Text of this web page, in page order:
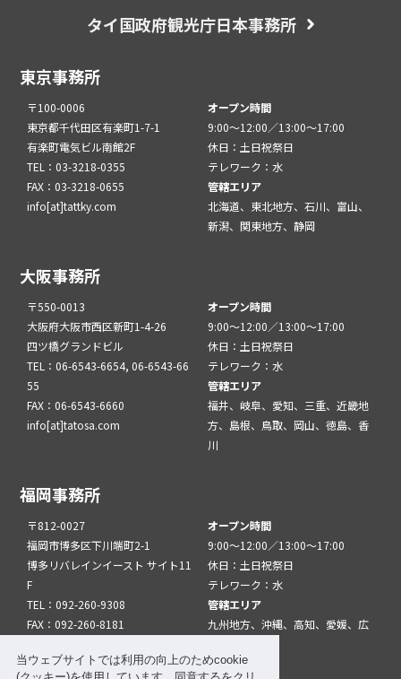
当ウェブサイトでは利用の向上のためcookie
タイ国政府観光庁日本事務所
東京事務所
〒100-0006
東京都千代田区有楽町1-7-1
有楽町電気ビル南館2F
TEL：03-3218-0355
FAX：03-3218-0655
info[at]tattky.com
オープン時間
9:00～12:00／13:00～17:00
休日：土日祝祭日
テレワーク：水
管轄エリア
北海道、東北地方、石川、富山、
新潟、関東地方、静岡
大阪事務所
〒550-0013
大阪府大阪市西区新町1-4-26
四ツ橋グランドビル
TEL：06-6543-6654, 06-6543-66
55
FAX：06-6543-6660
info[at]tatosa.com
オープン時間
9:00～12:00／13:00～17:00
休日：土日祝祭日
テレワーク：水
管轄エリア
福井、岐阜、愛知、三重、近畿地
方、島根、鳥取、岡山、徳島、香
川
福岡事務所
〒812-0027
福岡市博多区下川端町2-1
博多リバレインイースト サイト11
F
TEL：092-260-9308
FAX：092-260-8181
オープン時間
9:00～12:00／13:00～17:00
休日：土日祝祭日
テレワーク：水
管轄エリア
九州地方、沖縄、高知、愛媛、広